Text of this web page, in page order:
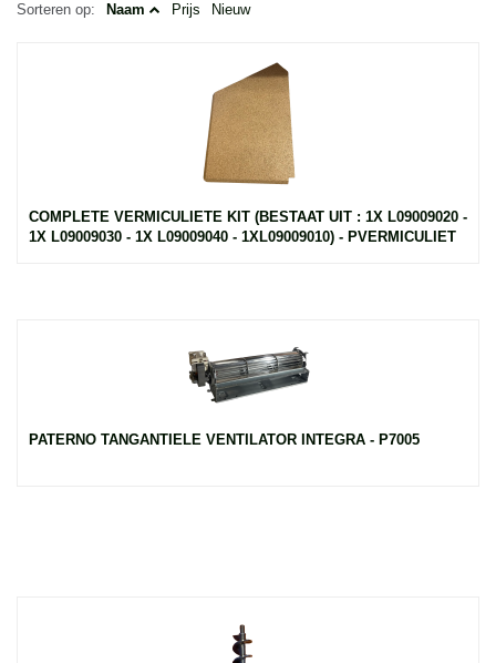
Sorteren op: Naam Prijs Nieuw
COMPLETE VERMICULIETE KIT (BESTAAT UIT : 1X L09009020 -
1X L09009030 - 1X L09009040 - 1XL09009010) - PVERMICULIET
PATERNO TANGANTIELE VENTILATOR INTEGRA - P7005